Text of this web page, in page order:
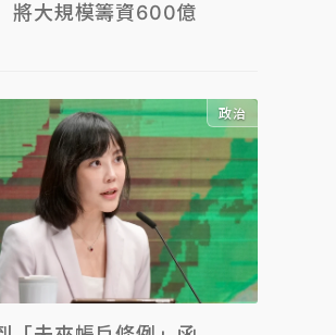
大規模籌資600億
政治